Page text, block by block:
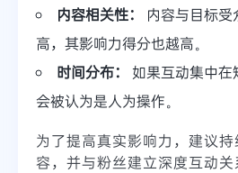
内容相关性：
内容与目标
高，其影响力得分也越高。
时间分布：
如果互动集中在
会被认为是人为操作。
为了提高真实影响力，建议
容，并与粉丝建立深度互动关